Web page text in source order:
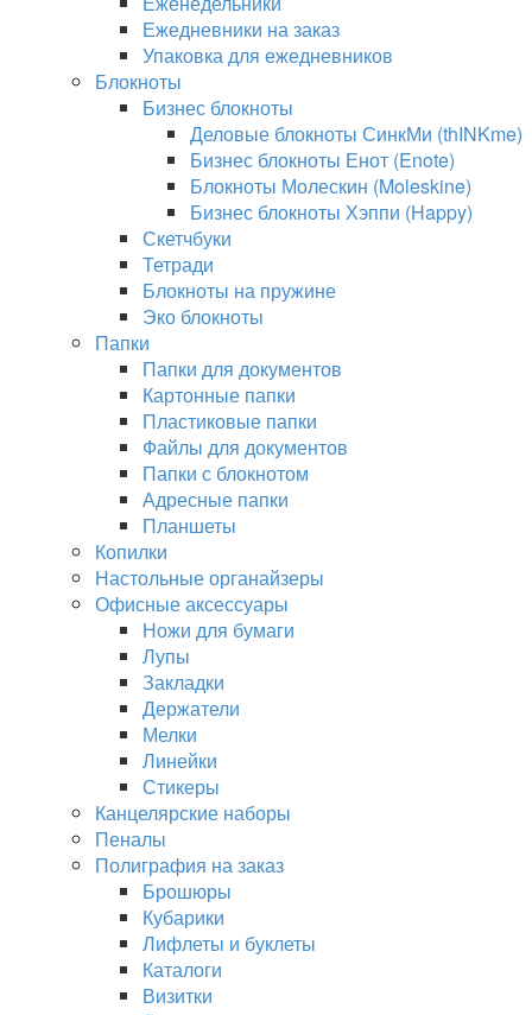
Ежедневники на заказ
Упаковка для ежедневников
Блокноты
Бизнес блокноты
Деловые блокноты СинкМи (thINKme)
Бизнес блокноты Енот (Enote)
Блокноты Молескин (Moleskine)
Бизнес блокноты Хэппи (Happy)
Скетчбуки
Тетради
Блокноты на пружине
Эко блокноты
Папки
Папки для документов
Картонные папки
Пластиковые папки
Файлы для документов
Папки с блокнотом
Адресные папки
Планшеты
Копилки
Настольные органайзеры
Офисные аксессуары
Ножи для бумаги
Лупы
Закладки
Держатели
Мелки
Линейки
Стикеры
Канцелярские наборы
Пеналы
Полиграфия на заказ
Брошюры
Кубарики
Лифлеты и буклеты
Каталоги
Визитки